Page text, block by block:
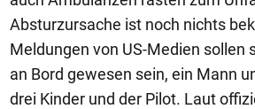
Absturzursache ist noch nichts
Meldungen von US-Medien sollen
an Bord gewesen sein, ein Mann
drei Kinder und der Pilot. Laut